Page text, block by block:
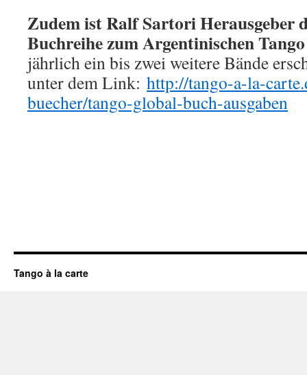
Zudem ist Ralf Sartori Herausgeber
Buchreihe zum Argentinischen Tango
jährlich ein bis zwei weitere Bände
unter dem Link: http://tango-a-la-
buecher/tango-global-buch-ausgaben
Tango à la carte